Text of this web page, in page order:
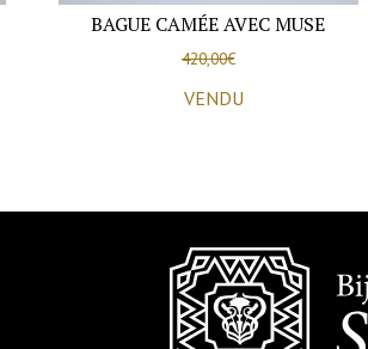
BAGUE CAMÉE AVEC MUSE
420,00€
VENDU